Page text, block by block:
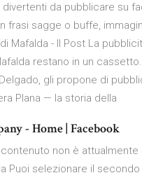
da pubblicare su
frasi sagge o buffe,
di Mafalda - Il Post La
restano in un
gli propone di
Plana — la storia della
- Home | Facebook
contenuto non è attualmente
Puoi selezionare il secondo